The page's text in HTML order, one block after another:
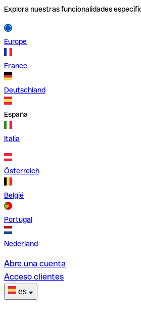
Explora nuestras funcionalidades
Europe
France
Deutschland
España
Italia
Österreich
België
Portugal
Nederland
Abre una cuenta
Acceso clientes
es